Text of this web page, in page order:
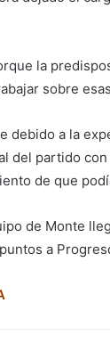
la
sobre
debido a la
del partido
de que
de Monte
a